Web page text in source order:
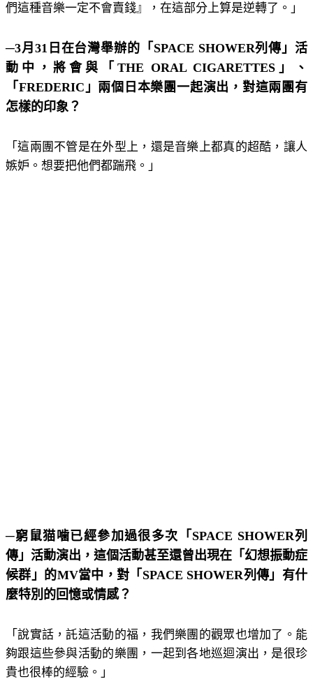
們這種音樂一定不會賣錢』，在這部分上算是逆轉了。」
─3月31日在台灣舉辦的「SPACE SHOWER列傳」活
動中，將會與「THE ORAL CIGARETTES」、
「FREDERIC」兩個日本樂團一起演出，對這兩團有
怎樣的印象？
「這兩團不管是在外型上，還是音樂上都真的超酷，讓人
嫉妒。想要把他們都踹飛。」
─窮鼠猫噛已經參加過很多次「SPACE SHOWER列
傳」活動演出，這個活動甚至還曾出現在「幻想振動症
候群」的MV當中，對「SPACE SHOWER列傳」有什
麼特別的回憶或情感？
「說實話，託這活動的福，我們樂團的觀眾也增加了。能
夠跟這些參與活動的樂團，一起到各地巡迴演出，是很珍
貴也很棒的經驗。」